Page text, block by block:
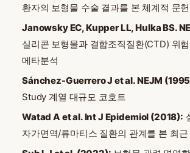
환자의 보형물 수술 결과를 본 체계적 문
Janowsky EC, Kupper LL, Hulka BS.
실리콘 보형물과 결합조직질환(CTD) 위
메타분석
Sánchez-Guerrero J et al. NEJM
Study 계열 대규모 코호트
Watad A et al. Int J Epidemiol (2018):
자가면역/류마티스 질환의 관계를 본 최